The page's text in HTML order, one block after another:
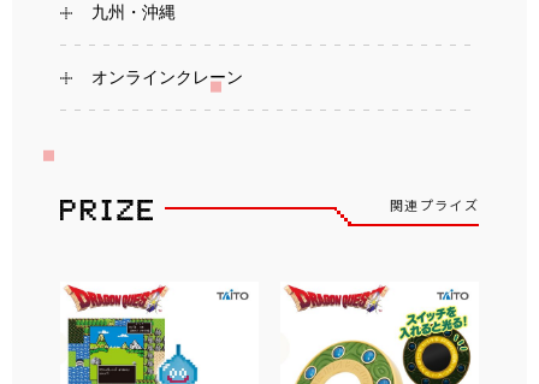
九州・沖縄
オンラインクレーン
関連プライズ